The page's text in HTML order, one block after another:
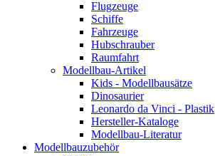
Flugzeuge
Schiffe
Fahrzeuge
Hubschrauber
Raumfahrt
Modellbau-Artikel
Kids - Modellbausätze
Dinosaurier
Leonardo da Vinci - Plastik
Hersteller-Kataloge
Modellbau-Literatur
Modellbauzubehör